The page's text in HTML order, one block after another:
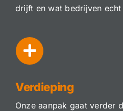
drijft en wat bedrijven
Verdieping
Onze aanpak gaat verder